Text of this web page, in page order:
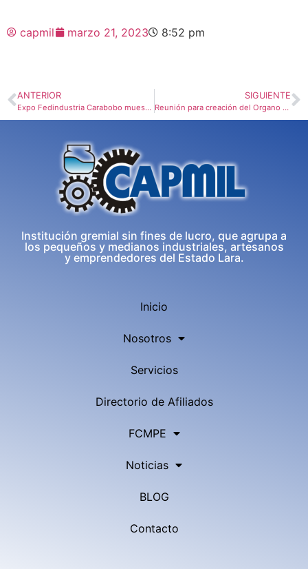
capmil marzo 21, 2023 8:52 pm
ANTERIOR
Expo Fedindustria Carabobo muestra potencial de las pymis
SIGUIENTE
Reunión para creación del Organo Superior de Industria Regional, Osir
Institución gremial sin fines de lucro, que agrupa a
los pequeños y medianos industriales, artesanos
y emprendedores del Estado Lara.
Inicio
Nosotros
Servicios
Directorio de Afiliados
FCMPE
Noticias
BLOG
Contacto